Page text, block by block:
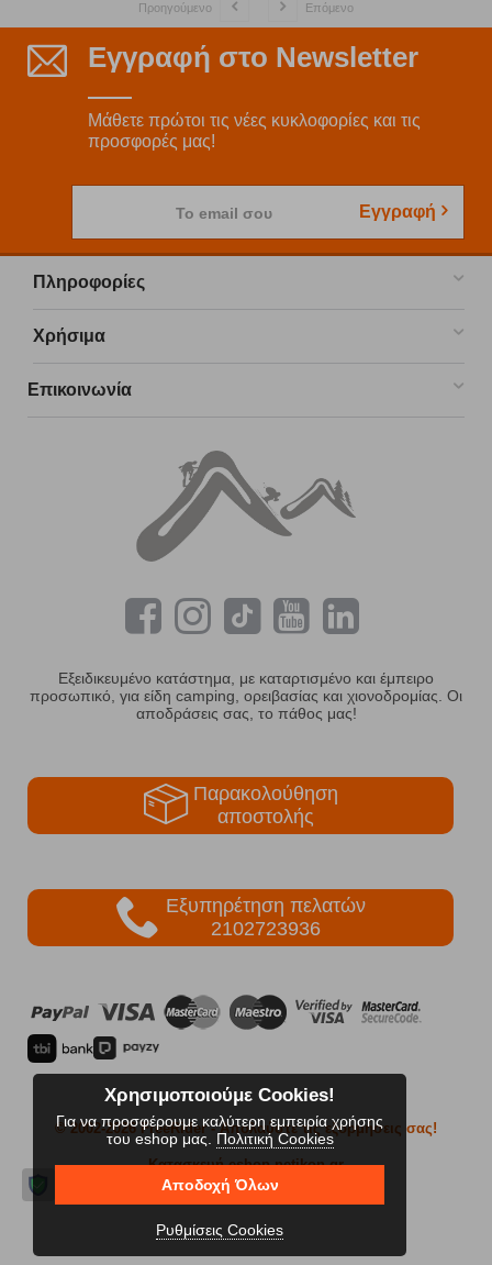
Προηγούμενο Επόμενο
Εγγραφή στο Newsletter
Μάθετε πρώτοι τις νέες κυκλοφορίες και τις
προσφορές μας!
Το email σου Εγγραφή
Πληροφορίες
Χρήσιμα
Επικοινωνία
Εξειδικευμένο κατάστημα, με καταρτισμένο και έμπειρο
προσωπικό, για είδη camping, ορειβασίας και χιονοδρομίας. Οι
αποδράσεις σας, το πάθος μας!
Παρακολούθηση
αποστολής
Εξυπηρέτηση πελατών
2102723936
© 2002-2026 FreeRider- Απολαύστε τις εξορμήσεις σας!
Κατασκευή eshop netikon.gr
Χρησιμοποιούμε Cookies!
Για να προσφέρουμε καλύτερη εμπειρία χρήσης
του eshop μας. Πολιτική Cookies
Αποδοχή Όλων
Ρυθμίσεις Cookies